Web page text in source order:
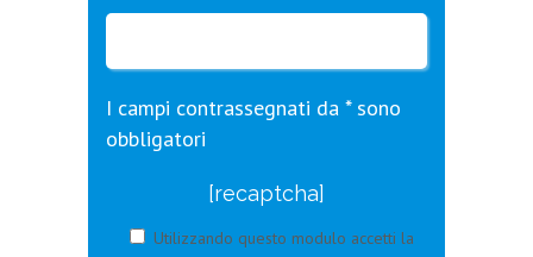
I campi contrassegnati da * sono
obbligatori
[recaptcha]
Utilizzando questo modulo accetti la